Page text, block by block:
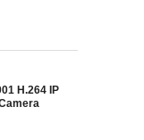
H.264 IP